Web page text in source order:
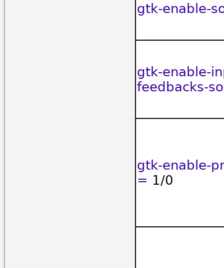
gtk-enable-
gtk-enable-
feedbacks-
gtk-enable-
= 1/0